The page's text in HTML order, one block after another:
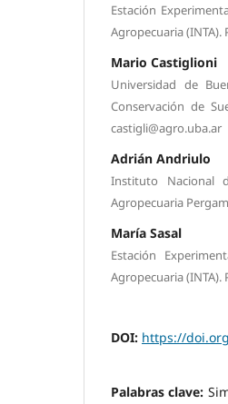
Estación
Agropecuaria
Mario Castiglioni
Universidad de
Conservación de
castigli@agro.uba.ar
Adrián Andriulo
Instituto Nacional
Agropecuaria
María Sasal
Estación
Agropecuaria (INTA).
DOI: https://
Palabras clave: